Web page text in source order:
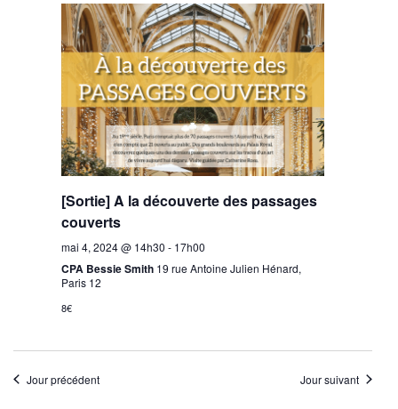
[Sortie] A la découverte des passages
couverts
mai 4, 2024 @ 14h30 - 17h00
CPA Bessie Smith 19 rue Antoine Julien Hénard,
Paris 12
8€
Jour précédent Jour suivant